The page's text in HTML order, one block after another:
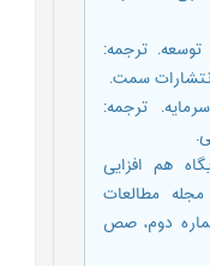
توسعه. ترجمه:
سمت.
(1385)؛ راز سرمایه. ترجمه:
جایگاه هم افزایی
مطالعات
دوم، صص